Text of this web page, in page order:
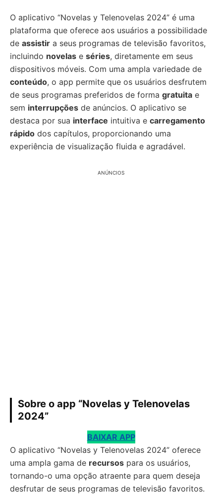
O aplicativo “Novelas y Telenovelas 2024” é uma
plataforma que oferece aos usuários a possibilidade
de assistir a seus programas de televisão favoritos,
incluindo novelas e séries, diretamente em seus
dispositivos móveis. Com uma ampla variedade de
conteúdo, o app permite que os usuários desfrutem
de seus programas preferidos de forma gratuita e
sem interrupções de anúncios. O aplicativo se
destaca por sua interface intuitiva e carregamento
rápido dos capítulos, proporcionando uma
experiência de visualização fluida e agradável.
ANÚNCIOS
Sobre o app “Novelas y Telenovelas
2024”
BAIXAR APP
O aplicativo “Novelas y Telenovelas 2024” oferece
uma ampla gama de recursos para os usuários,
tornando-o uma opção atraente para quem deseja
desfrutar de seus programas de televisão favoritos.